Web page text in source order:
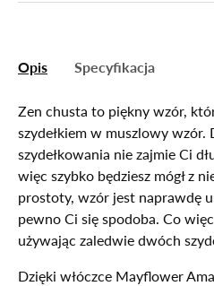
Opis Specyfikacja
Zen chusta to piękny wzór,
szydełkiem w muszlowy
szydełkowania nie zajmie Ci
więc szybko będziesz mógł z
prostoty, wzór jest naprawdę
pewno Ci się spodoba. Co
używając zaledwie dwóch
Dzięki włóczce Mayflower